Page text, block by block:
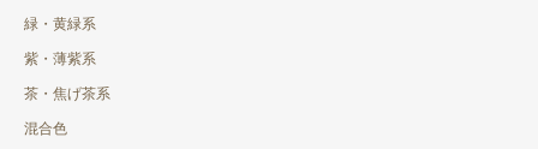
緑・黄緑系
紫・薄紫系
茶・焦げ茶系
混合色